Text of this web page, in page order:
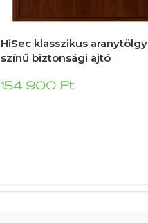
HiSec klasszikus aranytölgy
színű biztonsági ajtó
154 900 Ft